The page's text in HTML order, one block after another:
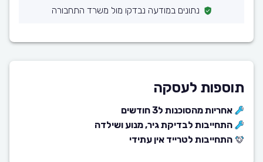
נתונים במודעה נבדקו מול משרד התחבורה
תוספות לעסקה
אחריות מהסוכנות ל3 חודשים
התחייבות לבדיקת גיר, מנוע ושילדה
התחייבות לטרייד אין עתידי